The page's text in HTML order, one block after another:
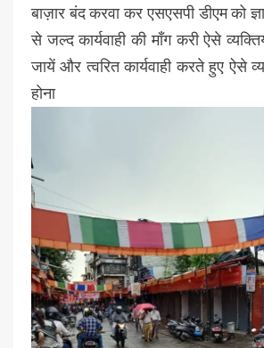
बाज़ार बंद करवा कर एसएसपी डीएम को
से जल्द कार्यवाही की माँग करी ऐसे
जायें और त्वरित कार्यवाही करते हुए ऐसे
होना